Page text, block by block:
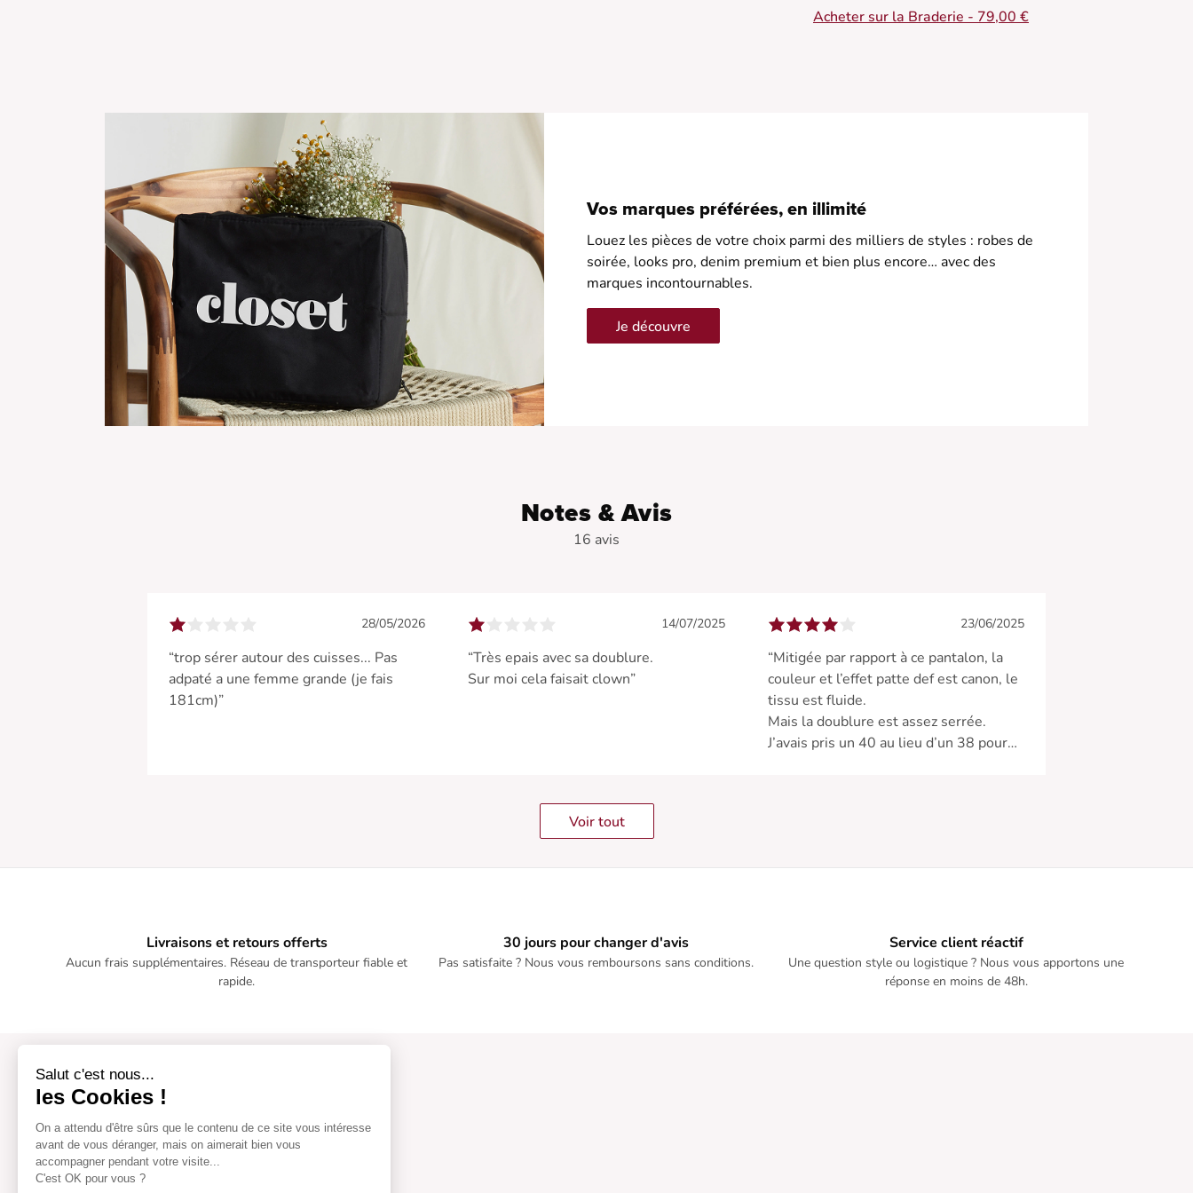
Salut c'est nous...
les Cookies !
On a attendu d'être sûrs que le contenu de ce site vous intéresse
avant de vous déranger, mais on aimerait bien vous
accompagner pendant votre visite...
C'est OK pour vous ?
• Pantalon fluide
Acheter sur la Braderie - 79,00 €
Vos marques préférées, en illimité
Louez les pièces de votre choix parmi des milliers de styles : robes de
soirée, looks pro, denim premium et bien plus encore… avec des
marques incontournables.
Je découvre
Notes & Avis
16 avis
28/05/2026
“trop sérer autour des cuisses... Pas
adpaté a une femme grande (je fais
181cm)”
14/07/2025
“Très epais avec sa doublure.
Sur moi cela faisait clown”
23/06/2025
“Mitigée par rapport à ce pantalon, la
couleur et l’effet patte def est canon, le
tissu est fluide.
Mais la doublure est assez serrée.
J’avais pris un 40 au lieu d’un 38 pour
Voir tout
Livraisons et retours offerts
Aucun frais supplémentaires. Réseau de transporteur fiable et
rapide.
30 jours pour changer d'avis
Pas satisfaite ? Nous vous remboursons sans conditions.
Service client réactif
Une question style ou logistique ? Nous vous apportons une
réponse en moins de 48h.